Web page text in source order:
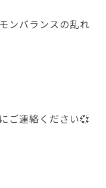
ンバランスの乱れ
ご連絡ください💞